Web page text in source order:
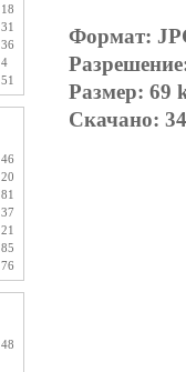
18
31
36
4
51
46
20
81
37
21
85
76
48
Формат:
Размер: 69
Скачано: